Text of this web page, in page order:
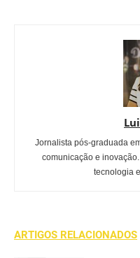
Jornalista pós-graduada
comunicação e
tecnologia
ARTIGOS RELACIONADOS